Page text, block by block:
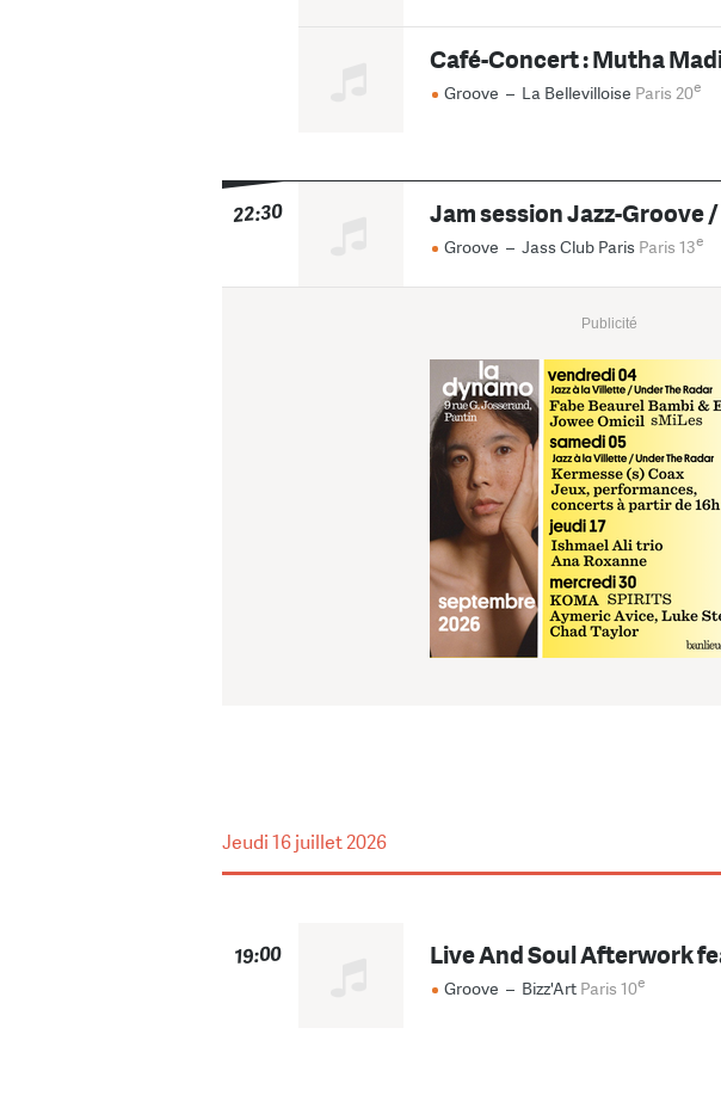
Café-Concert : Mutha
Groove – La Bellevilloise Paris 20e
22:30 Jam session Jazz-Groove
Groove – Jass Club Paris Paris 13e
Publicité
Jeudi16 juillet 2026
19:00 Live And Soul Afterwork
Groove – Bizz'Art Paris 10e